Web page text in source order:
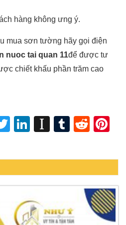
hàng không ưng ý.
mua sơn tường hãy gọi điện
nuoc tai quan 11để được tư
chiết khấu phần trăm cao
TwitterLinkedIn
Instapaper
Tumblr